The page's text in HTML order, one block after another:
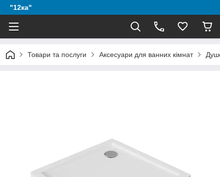
"12ка"
Товари та послуги Аксесуари для ванних кімнат